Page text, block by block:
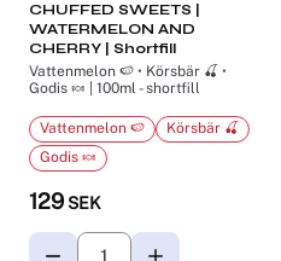
CHUFFED SWEETS |
WATERMELON AND
CHERRY | Shortfill
Vattenmelon 🍉 • Körsbär 🍒 •
Godis 🍬 | 100ml - shortfill
129 SEK
Vattenmelon 🍉
Körsbär 🍒
Godis 🍬